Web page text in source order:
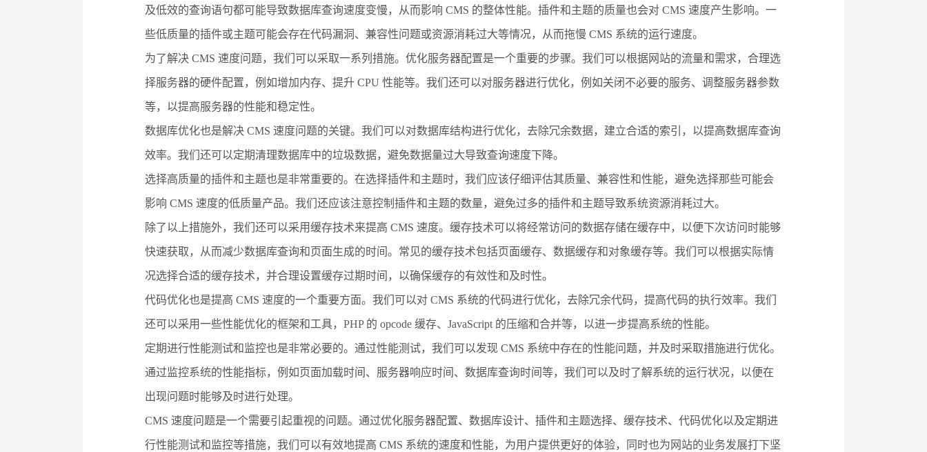
及低效的查询语句都可能导致数据库查询速度变慢，从而影响 CMS 的整体性能。插件和主题的质量也会对 CMS 速度产生影响。一
些低质量的插件或主题可能会存在代码漏洞、兼容性问题或资源消耗过大等情况，从而拖慢 CMS 系统的运行速度。
为了解决 CMS 速度问题，我们可以采取一系列措施。优化服务器配置是一个重要的步骤。我们可以根据网站的流量和需求，合理选
择服务器的硬件配置，例如增加内存、提升 CPU 性能等。我们还可以对服务器进行优化，例如关闭不必要的服务、调整服务器参数
等，以提高服务器的性能和稳定性。
数据库优化也是解决 CMS 速度问题的关键。我们可以对数据库结构进行优化，去除冗余数据，建立合适的索引，以提高数据库查询
效率。我们还可以定期清理数据库中的垃圾数据，避免数据量过大导致查询速度下降。
选择高质量的插件和主题也是非常重要的。在选择插件和主题时，我们应该仔细评估其质量、兼容性和性能，避免选择那些可能会
影响 CMS 速度的低质量产品。我们还应该注意控制插件和主题的数量，避免过多的插件和主题导致系统资源消耗过大。
除了以上措施外，我们还可以采用缓存技术来提高 CMS 速度。缓存技术可以将经常访问的数据存储在缓存中，以便下次访问时能够
快速获取，从而减少数据库查询和页面生成的时间。常见的缓存技术包括页面缓存、数据缓存和对象缓存等。我们可以根据实际情
况选择合适的缓存技术，并合理设置缓存过期时间，以确保缓存的有效性和及时性。
代码优化也是提高 CMS 速度的一个重要方面。我们可以对 CMS 系统的代码进行优化，去除冗余代码，提高代码的执行效率。我们
还可以采用一些性能优化的框架和工具，PHP 的 opcode 缓存、JavaScript 的压缩和合并等，以进一步提高系统的性能。
定期进行性能测试和监控也是非常必要的。通过性能测试，我们可以发现 CMS 系统中存在的性能问题，并及时采取措施进行优化。
通过监控系统的性能指标，例如页面加载时间、服务器响应时间、数据库查询时间等，我们可以及时了解系统的运行状况，以便在
出现问题时能够及时进行处理。
CMS 速度问题是一个需要引起重视的问题。通过优化服务器配置、数据库设计、插件和主题选择、缓存技术、代码优化以及定期进
行性能测试和监控等措施，我们可以有效地提高 CMS 系统的速度和性能，为用户提供更好的体验，同时也为网站的业务发展打下坚